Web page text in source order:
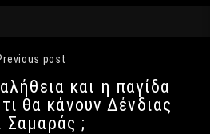
post
και η παγίδα
θα κάνουν Δένδιας
Σαμαράς ;